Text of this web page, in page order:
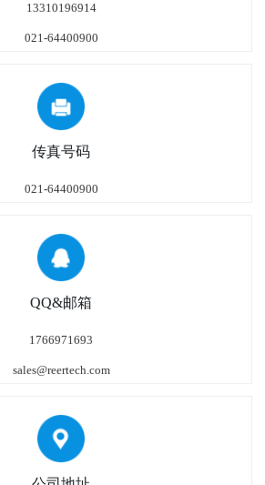
13310196914
021-64400900
传真号码
021-64400900
QQ&邮箱
1766971693
sales@reertech.com